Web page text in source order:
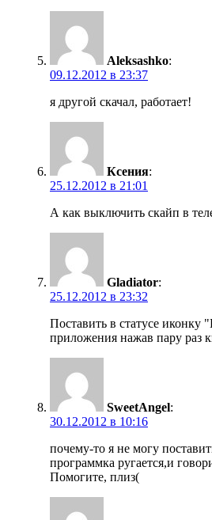
Aleksashko:
09.12.2012 в 23:37
я другой скачал, работает!
Ксения:
25.12.2012 в 21:01
А как выключить скайп в
Gladiator:
25.12.2012 в 23:32
Поставить в статусе иконку
приложения нажав пару раз
SweetAngel:
30.12.2012 в 10:16
почему-то я не могу
программка ругается,и
Помогите, плиз(